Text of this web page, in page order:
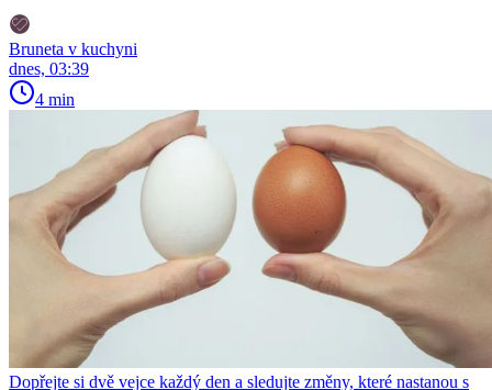
Bruneta v kuchyni
dnes, 03:39
4 min
Dopřejte si dvě vejce každý den a sledujte změny, které nastanou s